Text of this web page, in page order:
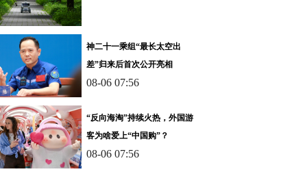
神二十一乘组“最长太空出
差”归来后首次公开亮相
08-06 07:56
“反向海淘”持续火热，外国游
客为啥爱上“中国购”？
08-06 07:56